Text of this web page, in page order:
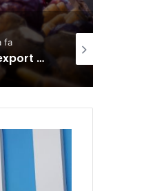
Inflazione Ocse cala al 4,2% a giugno, Italia giù al 3%